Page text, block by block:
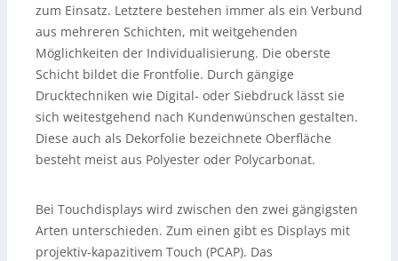
zum Einsatz. Letztere bestehen immer als ein Verbund
aus mehreren Schichten, mit weitgehenden
Möglichkeiten der Individualisierung. Die oberste
Schicht bildet die Frontfolie. Durch gängige
Drucktechniken wie Digital- oder Siebdruck lässt sie
sich weitestgehend nach Kundenwünschen gestalten.
Diese auch als Dekorfolie bezeichnete Oberfläche
besteht meist aus Polyester oder Polycarbonat.
Bei Touchdisplays wird zwischen den zwei gängigsten
Arten unterschieden. Zum einen gibt es Displays mit
projektiv-kapazitivem Touch (PCAP). Das